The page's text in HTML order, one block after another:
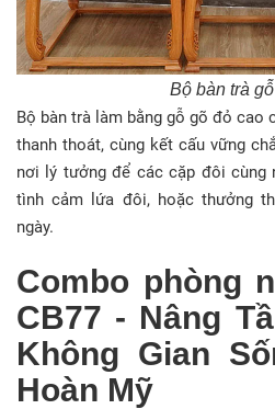
Bộ bàn trà
Bộ bàn trà làm bằng gỗ gõ đỏ cao
thanh thoát, cùng kết cấu vững
nơi lý tưởng để các cặp đôi cùng
tình cảm lứa đôi, hoặc thưởng
ngày.
Combo phòng
CB77 - Nâng
Không Gian
Hoàn Mỹ